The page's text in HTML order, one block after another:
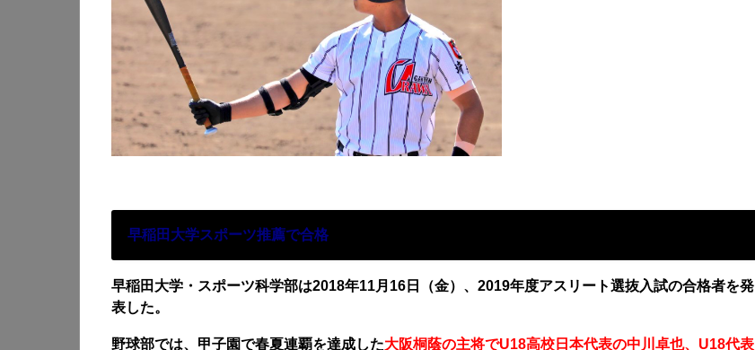
早稲田大学スポーツ推薦で合格
早稲田大学・スポーツ科学部は2018年11月16日（金）、2019年度アスリート選抜入試の合格者を発
表した。
野球部では、甲子園で春夏連覇を達成した大阪桐蔭の主将でU18高校日本代表の中川卓也、U18代表